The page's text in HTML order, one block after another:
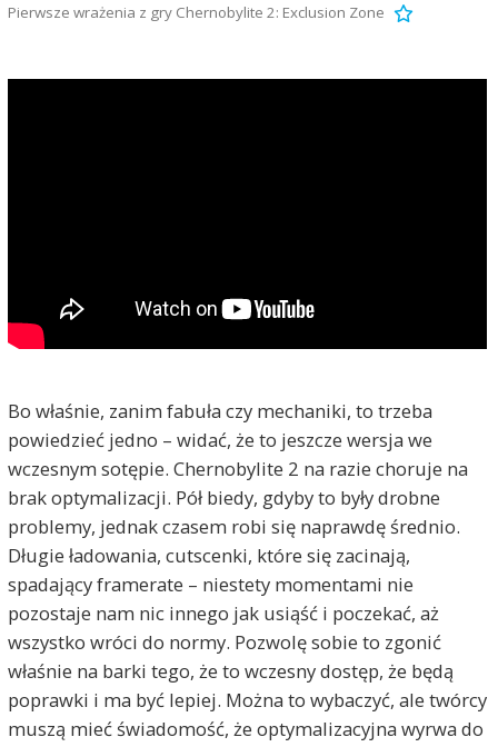
Pierwsze wrażenia z gry Chernobylite 2: Exclusion Zone
Bo właśnie, zanim fabuła czy mechaniki, to trzeba
powiedzieć jedno – widać, że to jeszcze wersja we
wczesnym sotępie. Chernobylite 2 na razie choruje na
brak optymalizacji. Pół biedy, gdyby to były drobne
problemy, jednak czasem robi się naprawdę średnio.
Długie ładowania, cutscenki, które się zacinają,
spadający framerate – niestety momentami nie
pozostaje nam nic innego jak usiąść i poczekać, aż
wszystko wróci do normy. Pozwolę sobie to zgonić
właśnie na barki tego, że to wczesny dostęp, że będą
poprawki i ma być lepiej. Można to wybaczyć, ale twórcy
muszą mieć świadomość, że optymalizacyjna wyrwa do